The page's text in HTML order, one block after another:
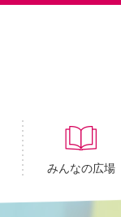
みんなの広場